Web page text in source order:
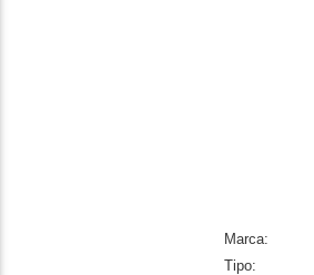
Marca:
Tipo: